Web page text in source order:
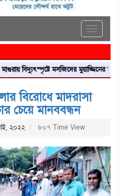
Toggle
মসজিদের মুয়াজ্জিনের মৃত্যু
বিরোধে মাদরাসা
চেয়ে মানববন্ধন
২০২২ ৮০৭ Time View